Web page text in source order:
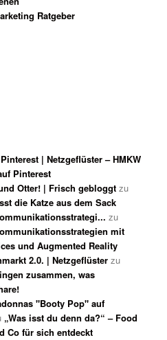
Ratgeber
| Netzgeflüster – HMKW
Pinterest
Otter! | Frisch gebloggt zu
die Katze aus dem Sack
zu
mit
und Augmented Reality
2.0. | Netzgeflüster zu
zusammen, was
"Booty Pop" auf
„Was isst du denn da?“ – Food
Co für sich entdeckt